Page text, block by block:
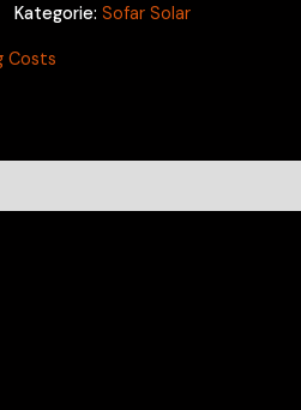
Kategorie: Sofar Solar
Costs